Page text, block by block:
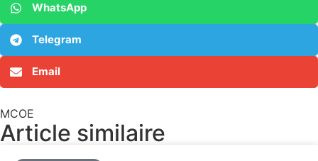
WhatsApp
Telegram
Email
MCOE
Article similaire​